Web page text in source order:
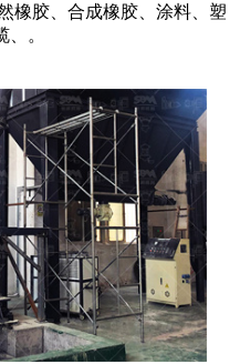
橡胶、合成橡胶、涂料、塑
。